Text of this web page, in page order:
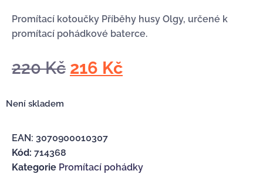
Promítací kotoučky Příběhy husy Olgy, určené k
promítací pohádkové baterce.
220Kč 216 Kč
Není skladem
EAN: 3070900010307
Kód: 714368
Kategorie Promítací pohádky